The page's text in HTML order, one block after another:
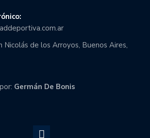
Nicolás de los Arroyos, Buenos Aires,
Germán De Bonis